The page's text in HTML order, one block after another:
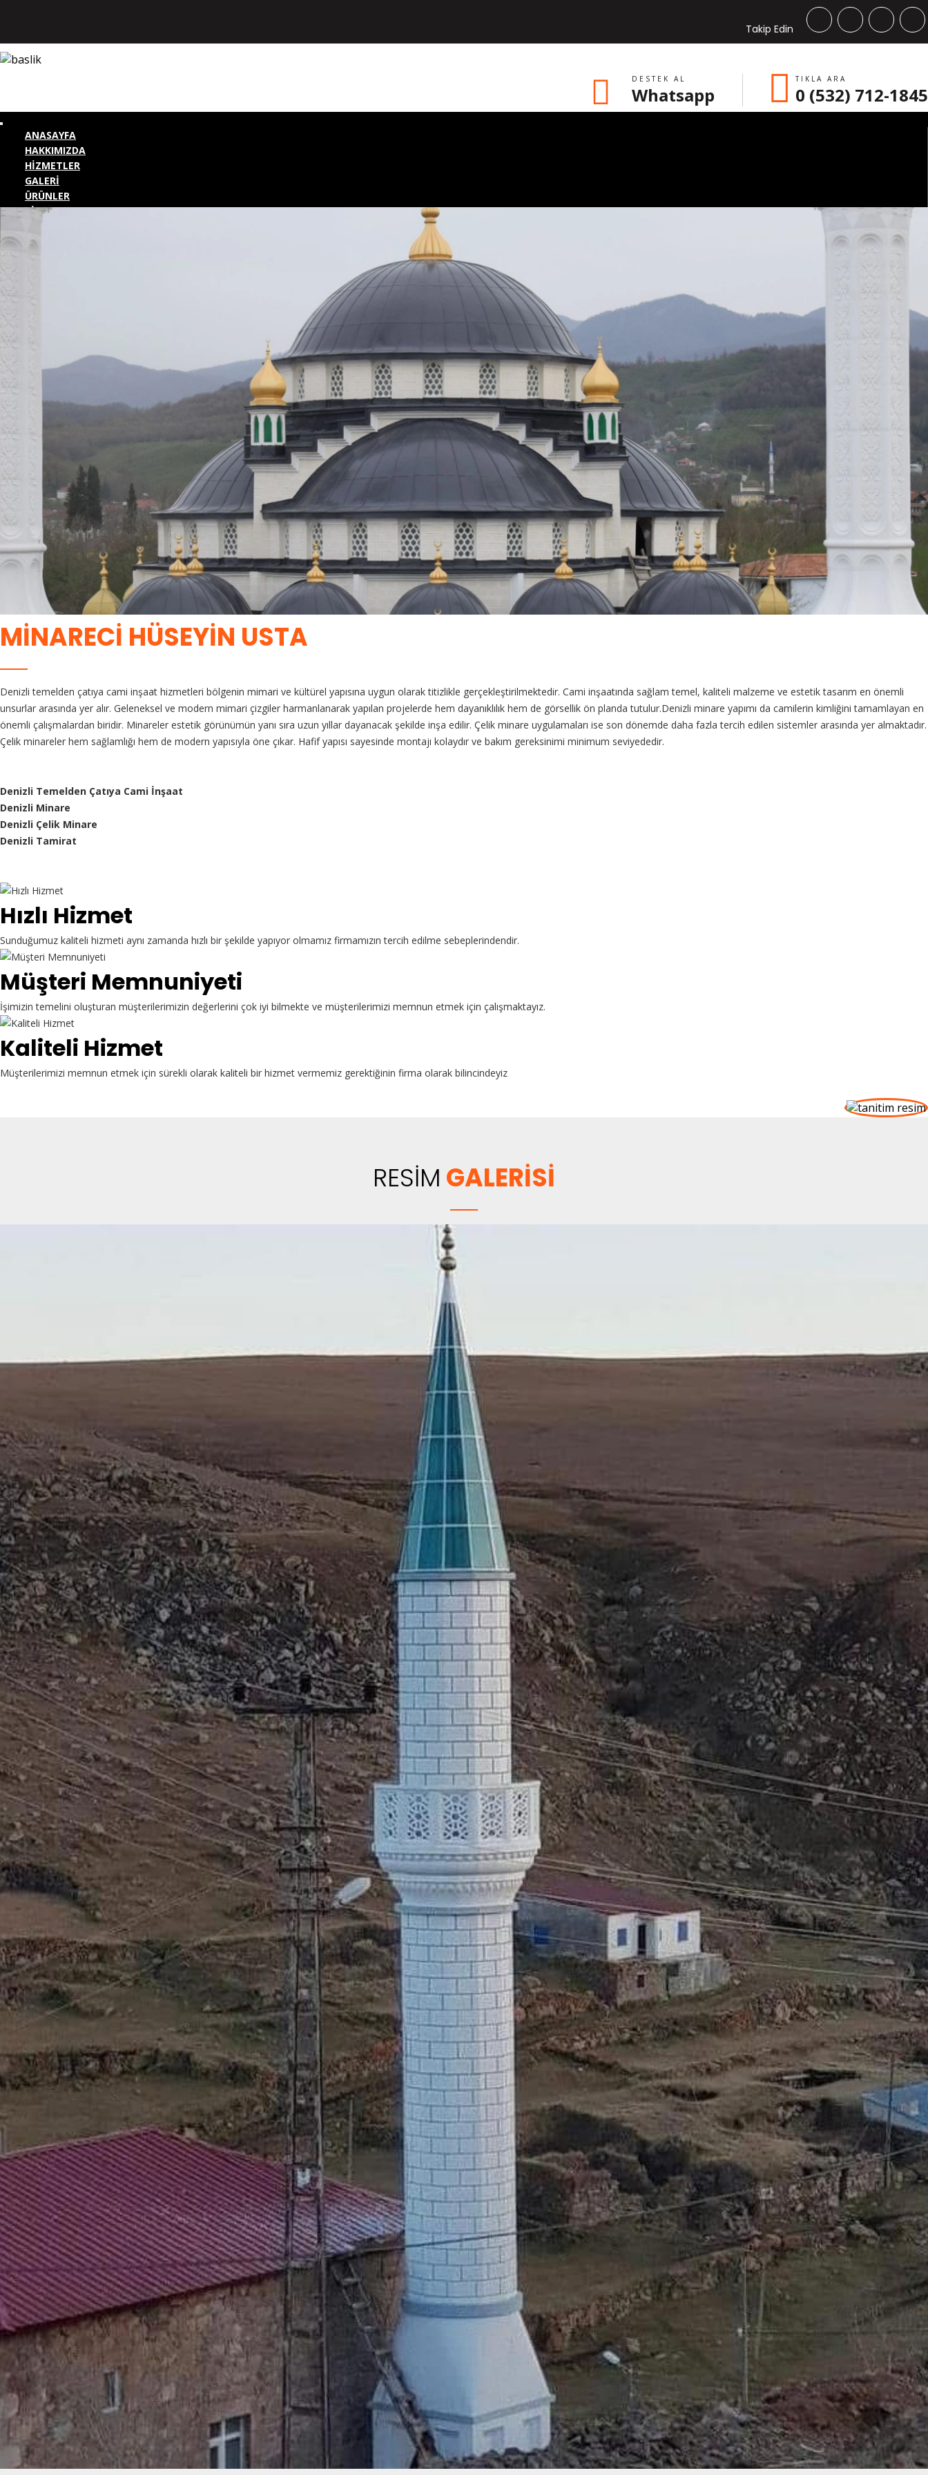
Takip Edin
DESTEK AL
Whatsapp
TIKLA ARA
0 (532) 712-1845
ANASAYFA
HAKKIMIZDA
HİZMETLER
GALERİ
ÜRÜNLER
BİZE ULAŞIN
MINARECI HÜSEYIN USTA
Denizli temelden çatıya cami inşaat hizmetleri bölgenin mimari ve kültürel yapısına uygun olarak titizlikle gerçekleştirilmektedir. Cami inşaatında sağlam temel, kaliteli malzeme ve estetik tasarım en önemli
unsurlar arasında yer alır. Geleneksel ve modern mimari çizgiler harmanlanarak yapılan projelerde hem dayanıklılık hem de görsellik ön planda tutulur.Denizli minare yapımı da camilerin kimliğini tamamlayan en
önemli çalışmalardan biridir. Minareler estetik görünümün yanı sıra uzun yıllar dayanacak şekilde inşa edilir. Çelik minare uygulamaları ise son dönemde daha fazla tercih edilen sistemler arasında yer almaktadır.
Çelik minareler hem sağlamlığı hem de modern yapısıyla öne çıkar. Hafif yapısı sayesinde montajı kolaydır ve bakım gereksinimi minimum seviyededir.
Denizli Temelden Çatıya Cami İnşaat
Denizli Minare
Denizli Çelik Minare
Denizli Tamirat
Hızlı Hizmet
Sunduğumuz kaliteli hizmeti aynı zamanda hızlı bir şekilde yapıyor olmamız firmamızın tercih edilme sebeplerindendir.
Müşteri Memnuniyeti
İşimizin temelini oluşturan müşterilerimizin değerlerini çok iyi bilmekte ve müşterilerimizi memnun etmek için çalışmaktayız.
Kaliteli Hizmet
Müşterilerimizi memnun etmek için sürekli olarak kaliteli bir hizmet vermemiz gerektiğinin firma olarak bilincindeyiz
RESİM GALERİSİ